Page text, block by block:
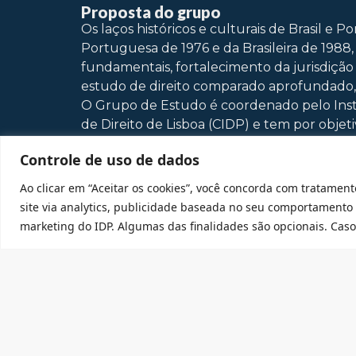
Controle de uso de dados
Ao clicar em “Aceitar os cookies”, você concorda com
site via analytics, publicidade baseada no seu
marketing do IDP. Algumas das finalidades são opcionais.
Proposta do grupo
Os laços históricos e culturais de Brasil e
Portuguesa de 1976 e da Brasileira de
fundamentais, fortalecimento da
estudo de direito comparado
O Grupo de Estudo é coordenado pelo
de Direito de Lisboa (CIDP) e tem por
tratado dessas questões.
Metodologia: os encontros serão
pesquisadores para debate de temas de
contato: victor.marcel@idp.edu.br